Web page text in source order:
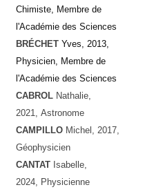
Chimiste, Membre de
l'Académie des Sciences
BRÉCHET Yves, 2013,
Physicien, Membre de
l'Académie des Sciences
CABROL Nathalie,
2021, Astronome
CAMPILLO Michel, 2017,
Géophysicien
CANTAT Isabelle,
2024, Physicienne